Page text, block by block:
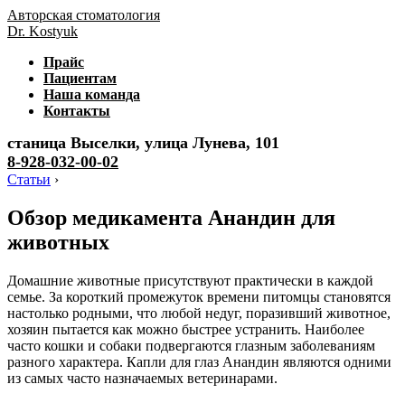
Авторская стоматология
Dr. Kostyuk
Прайс
Пациентам
Наша команда
Контакты
станица Выселки, улица Лунева, 101
8-928-032-00-02
Статьи ›
Обзор медикамента Анандин для
животных
Домашние животные присутствуют практически в каждой
семье. За короткий промежуток времени питомцы становятся
настолько родными, что любой недуг, поразивший животное,
хозяин пытается как можно быстрее устранить. Наиболее
часто кошки и собаки подвергаются глазным заболеваниям
разного характера. Капли для глаз Анандин являются одними
из самых часто назначаемых ветеринарами.